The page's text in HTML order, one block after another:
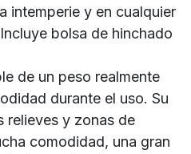
intemperie y en cualquier
bolsa de hinchado
de un peso realmente
durante el uso. Su
relieves y zonas de
comodidad, una gran